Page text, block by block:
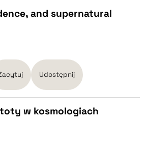
and supernatural
Udostępnij
w kosmologiach